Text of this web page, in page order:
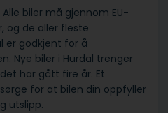
Alle biler må gjennom EU-
og de aller fleste
er godkjent for å
Nye biler i Hurdal trenger
har gått fire år. Et
for at bilen din oppfyller
utslipp.